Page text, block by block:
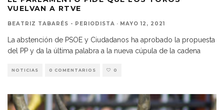
VUELVAN A RTVE
BEATRIZ TABARÉS - PERIODISTA · MAYO 12, 2021
La abstención de PSOE y Ciudadanos ha aprobado la propuesta
del PP y da la última palabra a la nueva cúpula de la cadena
NOTICIAS 0 COMENTARIOS 0